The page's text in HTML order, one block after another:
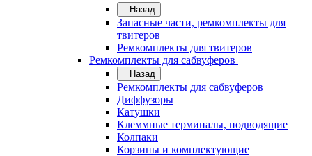
Назад
Запасные части, ремкомплекты для
твитеров
Ремкомплекты для твитеров
Ремкомплекты для сабвуферов
Назад
Ремкомплекты для сабвуферов
Диффузоры
Катушки
Клеммные терминалы, подводящие
Колпаки
Корзины и комплектующие